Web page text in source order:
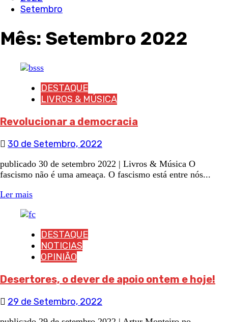
Setembro
Mês: Setembro 2022
DESTAQUE
LIVROS & MÚSICA
Revolucionar a democracia
30 de Setembro, 2022
publicado 30 de setembro 2022 | Livros & Música O
fascismo não é uma ameaça. O fascismo está entre nós...
Ler mais
DESTAQUE
NOTICIAS
OPINIÃO
Desertores, o dever de apoio ontem e hoje!
29 de Setembro, 2022